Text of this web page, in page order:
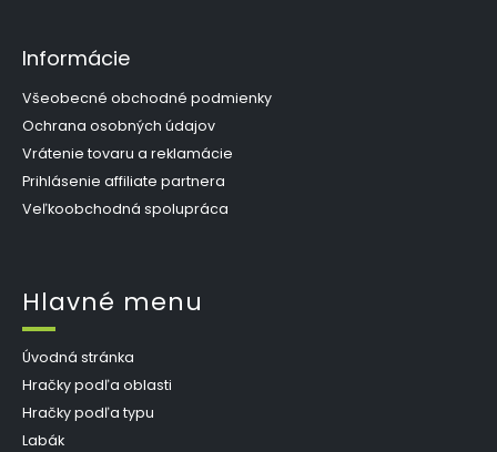
Informácie
Všeobecné obchodné podmienky
Ochrana osobných údajov
Vrátenie tovaru a reklamácie
Prihlásenie affiliate partnera
Veľkoobchodná spolupráca
Hlavné menu
Úvodná stránka
Hračky podľa oblasti
Hračky podľa typu
Labák